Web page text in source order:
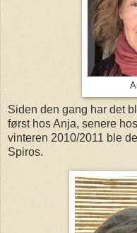
Siden den gang har det
først hos Anja, senere
vinteren 2010/2011 ble
Spiros.